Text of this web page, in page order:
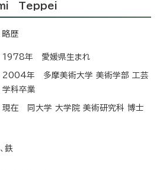
Teppei
略歴
1978年 愛媛県生まれ
2004年 多摩美術大学 美術学部 工芸
学科卒業
現在 同大学 大学院 美術研究科 博士
鉄